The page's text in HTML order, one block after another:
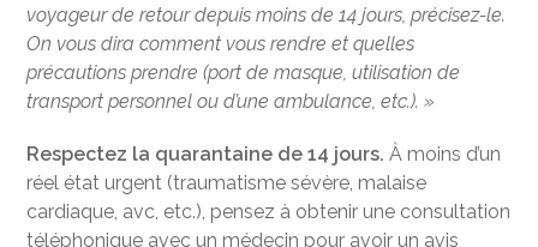
voyageur de retour depuis moins de 14 jours, précisez-le.
On vous dira comment vous rendre et quelles
précautions prendre (port de masque, utilisation de
transport personnel ou d’une ambulance, etc.). »
Respectez la quarantaine de 14 jours. À moins d’un
réel état urgent (traumatisme sévère, malaise
cardiaque, avc, etc.), pensez à obtenir une consultation
téléphonique avec un médecin pour avoir un avis